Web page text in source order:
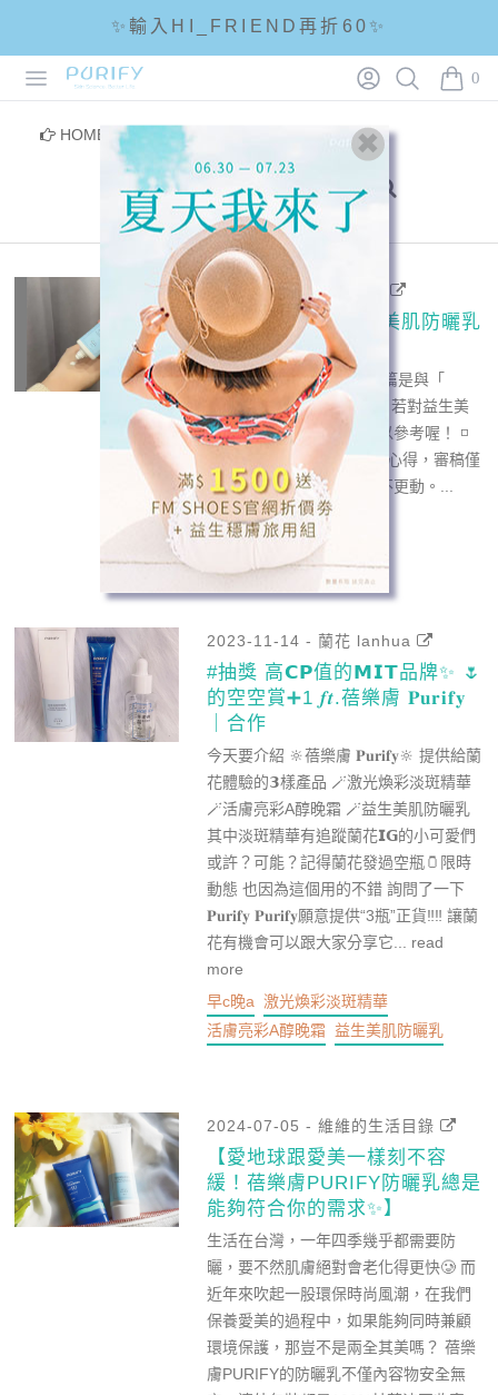
Open menu
PURIFY LoginSearch 0
items
✨輸入HI_FRIEND再折60✨
☘輸入折扣碼 5288滿1288現折88☘
🌟全館滿1200免運🌟
HOME /部落客分享
2023-11-14 - 乖巧貓咪
PURIFY蓓樂膚益生美肌防曬乳
🏖分享 #合作文
大家好呀！我是喵咪～ 這篇是與「
Purify蓓樂膚 」的合作文，若對益生美
肌防曬乳有興趣的卡友可以參考喔！ ◽️
公關品 ◽️無稿酬 ◽️個人真實心得，審稿僅
確保產品資訊正確，其他不更動。...
read more
2023-11-14 - 蘭花 lanhua
#抽獎 高𝗖𝗣值的𝗠𝗜𝗧品牌✨ 🌷
的空空賞➕1 𝒇𝒕.蓓樂膚 𝐏𝐮𝐫𝐢𝐟𝐲
｜合作
今天要介紹 🔆蓓樂膚 𝐏𝐮𝐫𝐢𝐟𝐲🔆 提供給蘭
花體驗的𝟯樣產品 🪄激光煥彩淡斑精華
🪄活膚亮彩A醇晚霜 🪄益生美肌防曬乳
其中淡斑精華有追蹤蘭花𝗜𝗚的小可愛們
或許？可能？記得蘭花發過空瓶🫙限時
動態 也因為這個用的不錯 詢問了一下
𝐏𝐮𝐫𝐢𝐟𝐲 𝐏𝐮𝐫𝐢𝐟𝐲願意提供“3瓶”正貨‼️‼️ 讓蘭
花有機會可以跟大家分享它... read
more
早c晚a 激光煥彩淡斑精華
活膚亮彩A醇晚霜
益生美肌防曬乳
2024-07-05 - 維維的生活目錄
【愛地球跟愛美一樣刻不容
緩！蓓樂膚PURIFY防曬乳總是
能夠符合你的需求✨】
生活在台灣，一年四季幾乎都需要防
曬，要不然肌膚絕對會老化得更快🥲 而
近年來吹起一股環保時尚風潮，在我們
保養愛美的過程中，如果能夠同時兼顧
環境保護，那豈不是兩全其美嗎？ 蓓樂
膚PURIFY的防曬乳不僅內容物安全無